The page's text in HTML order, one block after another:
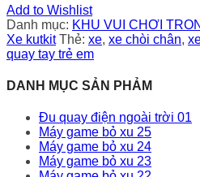
Add to Wishlist
Danh mục: KHU VUI CHƠI
Xe kutkit Thẻ: xe, xe chòi chân,
quay tay trẻ em
DANH MỤC SẢN PHẢM
Đu quay điện ngoài trời 01
Máy game bỏ xu 25
Máy game bỏ xu 24
Máy game bỏ xu 23